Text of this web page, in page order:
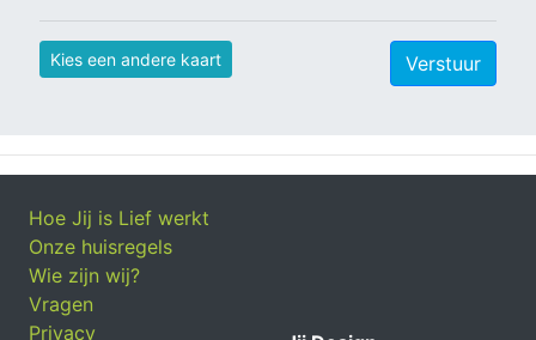
Kies een andere kaart Verstuur
Hoe Jij is Lief werkt
Onze huisregels
Wie zijn wij?
Vragen
Privacy